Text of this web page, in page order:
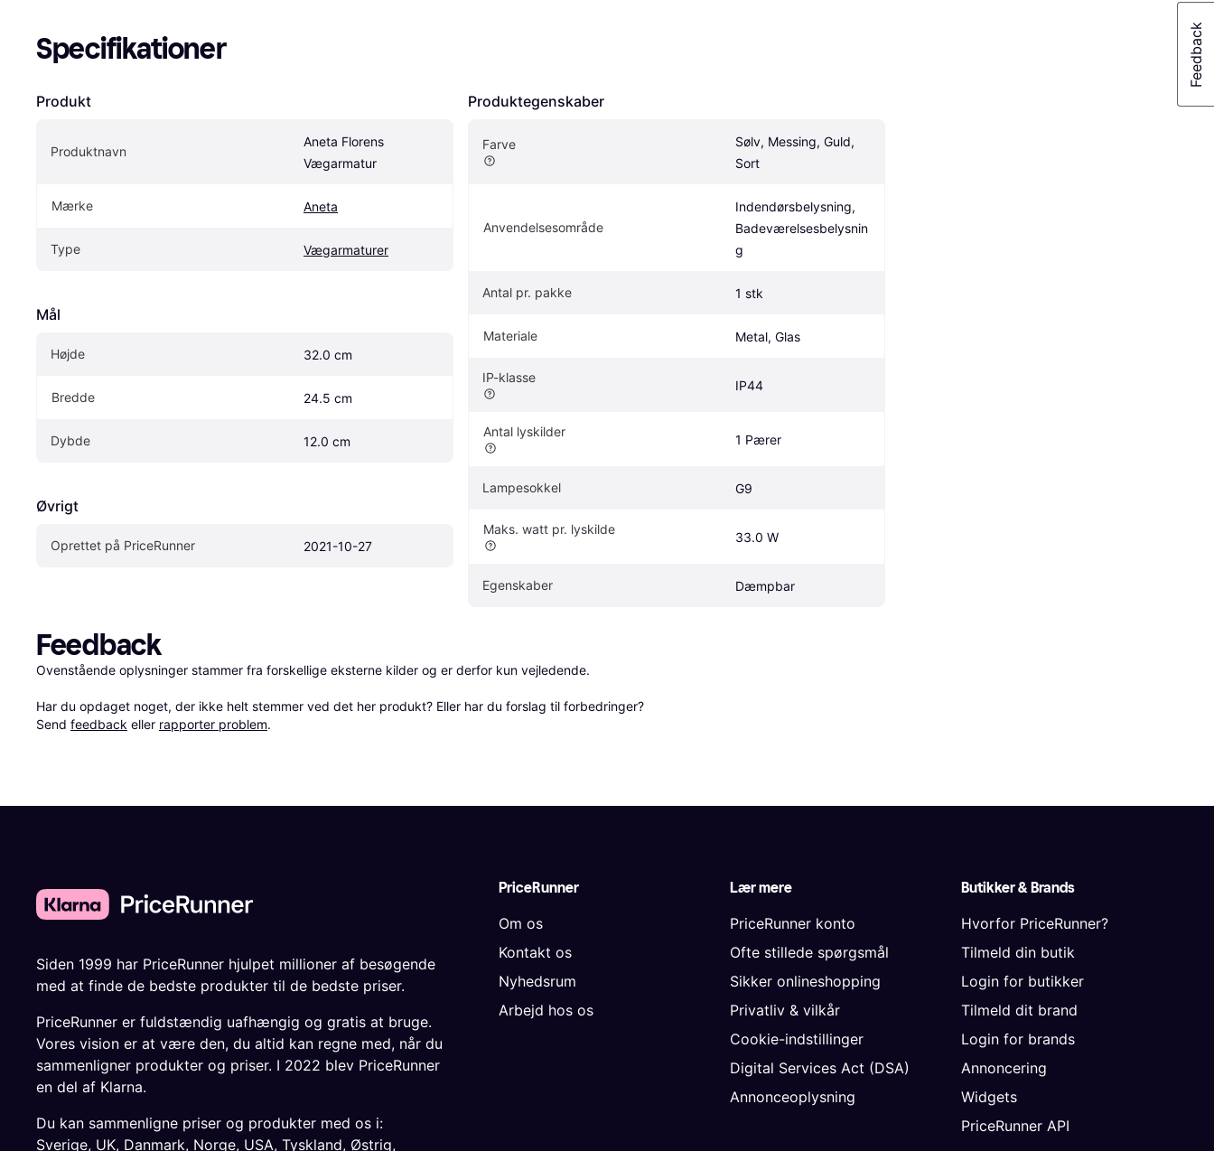
Specifikationer
Produkt
Produktnavn
Aneta Florens
Vægarmatur
Mærke Aneta
Type Vægarmaturer
Mål
Højde 32.0 cm
Bredde 24.5 cm
Dybde 12.0 cm
Øvrigt
Oprettet på PriceRunner 2021-10-27
Produktegenskaber
Farve
Sølv, Messing, Guld,
Sort
Anvendelsesområde
Indendørsbelysning,
Badeværelsesbelysnin
g
Antal pr. pakke 1 stk
Materiale Metal, Glas
IP-klasse
IP44
Antal lyskilder
1 Pærer
Lampesokkel G9
Maks. watt pr. lyskilde
33.0 W
Egenskaber Dæmpbar
Feedback
Ovenstående oplysninger stammer fra forskellige eksterne kilder og er derfor kun vejledende.
Har du opdaget noget, der ikke helt stemmer ved det her produkt? Eller har du forslag til forbedringer?
Send feedback eller rapporter problem.
PriceRunner
Om os
Kontakt os
Nyhedsrum
Arbejd hos os
Lær mere
PriceRunner konto
Ofte stillede spørgsmål
Sikker onlineshopping
Privatliv & vilkår
Cookie-indstillinger
Digital Services Act (DSA)
Annonceoplysning
Butikker & Brands
Hvorfor PriceRunner?
Tilmeld din butik
Login for butikker
Tilmeld dit brand
Login for brands
Annoncering
Widgets
PriceRunner API
Siden 1999 har PriceRunner hjulpet millioner af besøgende
med at finde de bedste produkter til de bedste priser.
PriceRunner er fuldstændig uafhængig og gratis at bruge.
Vores vision er at være den, du altid kan regne med, når du
sammenligner produkter og priser. I 2022 blev PriceRunner
en del af Klarna.
Du kan sammenligne priser og produkter med os i:
Sverige, UK, Danmark, Norge, USA, Tyskland, Østrig,